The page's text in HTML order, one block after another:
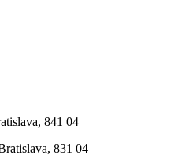
841 04
831 04